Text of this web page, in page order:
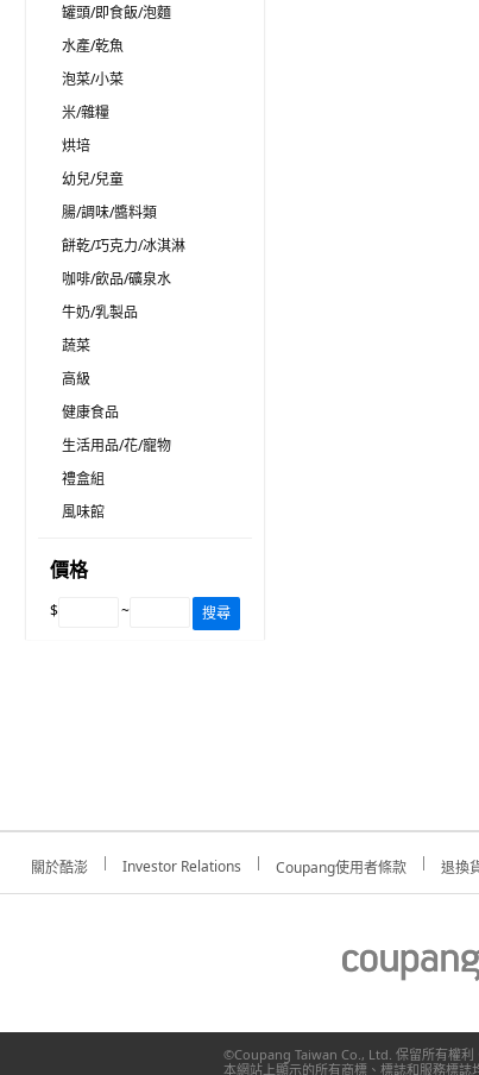
罐頭/即食飯/泡麵
水產/乾魚
泡菜/小菜
米/雜糧
烘培
幼兒/兒童
腸/調味/醬料類
餅乾/巧克力/冰淇淋
咖啡/飲品/礦泉水
牛奶/乳製品
蔬菜
高級
健康食品
生活用品/花/寵物
禮盒組
風味館
價格
$ ~ 搜尋
關於酷澎 Investor Relations Coupang使用者條款 退換
©Coupang Taiwan Co., Ltd. 保留所有權利
本網站上顯示的所有商標、標誌和服務標